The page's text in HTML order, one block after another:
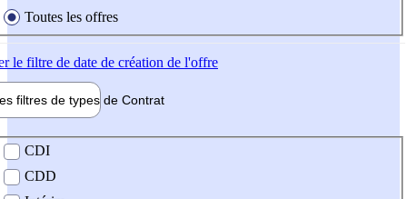
Toutes les offres
le filtre de date de création de l'offre
filtres de types de Contrat
contrat
CDI
CDD